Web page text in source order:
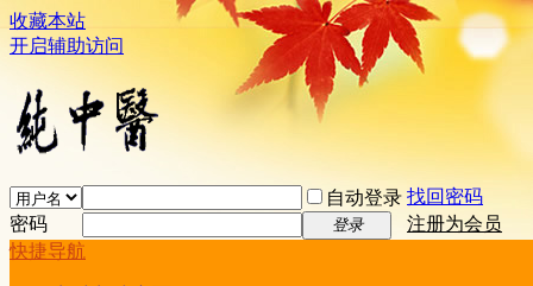
收藏本站
开启辅助访问
自动登录 找回密码
密码
登录
注册为会员
快捷导航